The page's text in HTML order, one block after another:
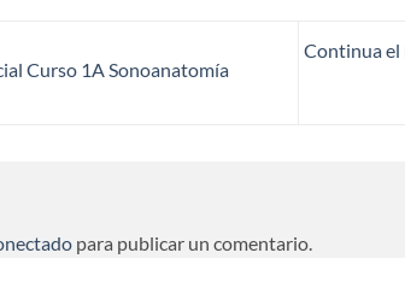
Curso 1A Sonoanatomía
Continua el
para publicar un comentario.